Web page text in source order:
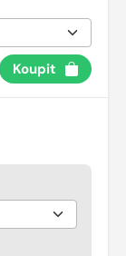
Koupit